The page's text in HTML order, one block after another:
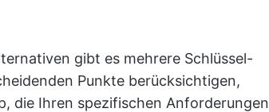
gibt es mehrere Schlüssel-
Punkte berücksichtigen,
die Ihren spezifischen Anforderungen